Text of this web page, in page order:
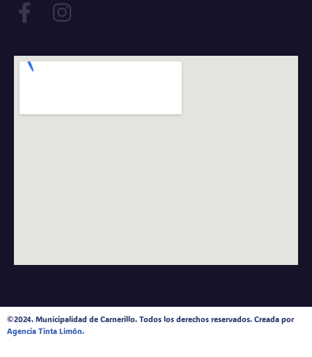
©2024. Municipalidad de Carnerillo. Todos los derechos reservados. Creada por
Agencia Tinta Limón.